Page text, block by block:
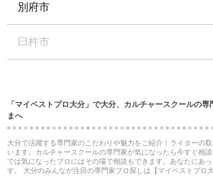
別府市
臼杵市
「マイベストプロ大分」で大分、カルチャースクールの
まへ
大分で活躍する専門家のこだわりや魅力をご紹介！ライターの
います。カルチャースクールの専門家が気になったら今すぐ相
では気になったプロにはその場で相談もできます。あなたにあ
す。 大分のみんなが注目の専門家プロ探しは【マイベストプロ大